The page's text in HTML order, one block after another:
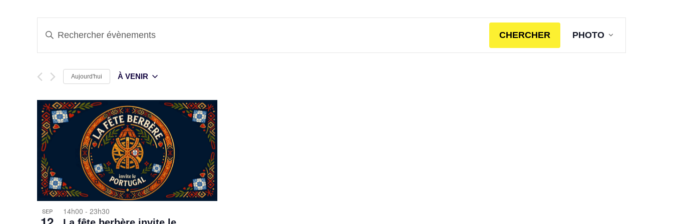
Recherche
navigation
de
vues
Évènements
mot-
Rechercher
mot-
clé.
CHERCHER
de
PHOTO
Aujourd'hui
À VENIR
SEP 14h00-23h30